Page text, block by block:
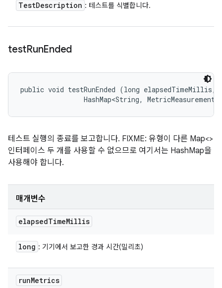
TestDescription : 테스트를 식별합니다.
testRunEnded
public void testRunEnded (long elapsedTimeMillis,
HashMap<String,
테스트 실행의 종료를 보고합니다. FIXME: 유형이 다른 Map<>
인터페이스 두 개를 사용할 수 없으므로 여기서는 HashMap을
사용해야 합니다.
매개변수
elapsedTimeMillis
long : 기기에서 보고한 경과 시간(밀리초)
runMetrics